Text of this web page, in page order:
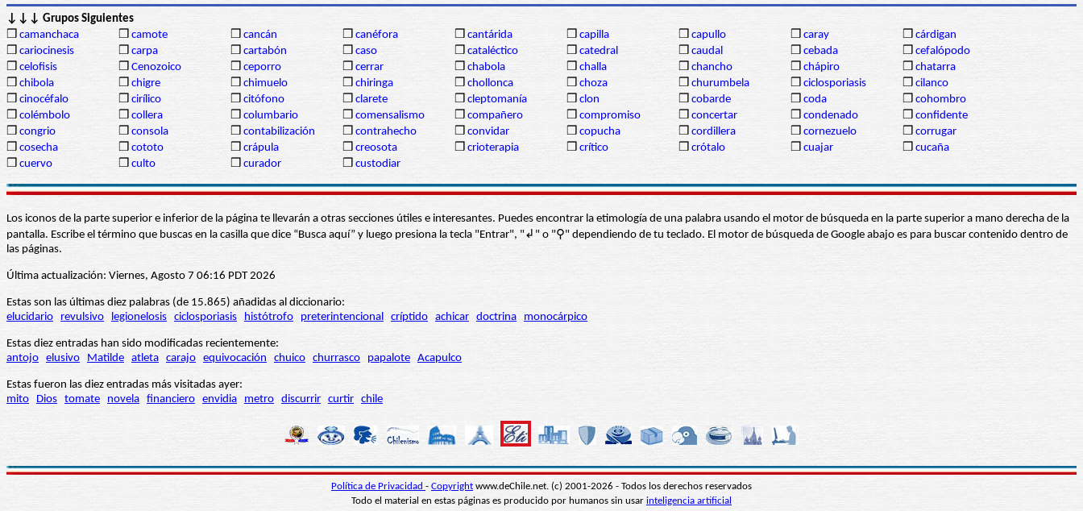
↓↓↓ Grupos Siguientes
❒ camanchaca ❒ camote ❒ cancán ❒ canéfora ❒ cantárida ❒ capilla ❒ capullo ❒ caray ❒ cárdigan
❒ cariocinesis ❒ carpa ❒ cartabón ❒ caso ❒ cataléctico ❒ catedral ❒ caudal ❒ cebada ❒ cefalópodo
❒ celofisis ❒ Cenozoico ❒ ceporro ❒ cerrar ❒ chabola ❒ challa ❒ chancho ❒ chápiro ❒ chatarra
❒ chibola ❒ chigre ❒ chimuelo ❒ chiringa ❒ chollonca ❒ choza ❒ churumbela ❒ ciclosporiasis ❒ cilanco
❒ cinocéfalo ❒ cirílico ❒ citófono ❒ clarete ❒ cleptomanía ❒ clon ❒ cobarde ❒ coda ❒ cohombro
❒ colémbolo ❒ collera ❒ columbario ❒ comensalismo ❒ compañero ❒ compromiso ❒ concertar ❒ condenado ❒ confidente
❒ congrio ❒ consola ❒ contabilización ❒ contrahecho ❒ convidar ❒ copucha ❒ cordillera ❒ cornezuelo ❒ corrugar
❒ cosecha ❒ cototo ❒ crápula ❒ creosota ❒ crioterapia ❒ crítico ❒ crótalo ❒ cuajar ❒ cucaña
❒ cuervo ❒ culto ❒ curador ❒ custodiar
Los iconos de la parte superior e inferior de la página te llevarán a otras secciones útiles e interesantes. Puedes encontrar la etimología de una palabra usando el motor de búsqueda en la parte superior a mano derecha de la
pantalla. Escribe el término que buscas en la casilla que dice “Busca aquí” y luego presiona la tecla "Entrar", "↲" o "⚲" dependiendo de tu teclado. El motor de búsqueda de Google abajo es para buscar contenido dentro de
las páginas.
Última actualización: Viernes, Agosto 7 06:16 PDT 2026
Estas son las últimas diez palabras (de 15.865) añadidas al diccionario:
elucidario
revulsivo legionelosis ciclosporiasis histótrofo preterintencional críptido achicar doctrina monocárpico
Estas diez entradas han sido modificadas recientemente:
antojo elusivo Matilde atleta carajo equivocación chuico churrasco papalote Acapulco
Estas fueron las diez entradas más visitadas ayer:
mito
Dios tomate novela financiero envidia metro discurrir curtir chile
Política de Privacidad - Copyright www.deChile.net. (c) 2001-2026 - Todos los derechos reservados
Todo el material en estas páginas es producido por humanos sin usar inteligencia artificial